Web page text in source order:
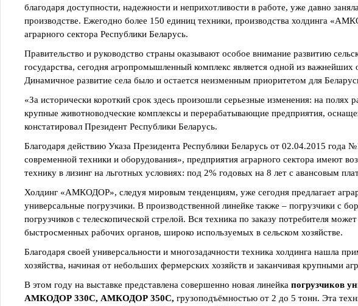
благодаря доступности, надежности и неприхотливости в работе, уже давно
производстве. Ежегодно более 150 единиц техники, производства холдинга
аграрного сектора Республики Беларусь.
Правительство и руководство страны оказывают особое внимание развитию
государства, сегодня агропромышленный комплекс является одной из важнейших
Динамичное развитие села было и остается неизменным приоритетом для
«За исторически короткий срок здесь произошли серьезные изменения: на полях
крупные животноводческие комплексы и перерабатывающие предприятия,
констатировал Президент Республики Беларусь.
Благодаря действию Указа Президента Республики Беларусь от 02.04.2015 года
современной техники и оборудования», предприятия аграрного сектора имеют
технику в лизинг на льготных условиях: под 2% годовых на 8 лет с авансовым
Холдинг «АМКОДОР», следуя мировым тенденциям, уже сегодня предлагает
универсальные погрузчики. В производственной линейке также – погрузчики с
погрузчиков с телескопической стрелой. Вся техника по заказу потребителя
быстросменных рабочих органов, широко используемых в сельском хозяйстве.
Благодаря своей универсальности и многозадачности техника холдинга нашла
хозяйства, начиная от небольших фермерских хозяйств и заканчивая крупными
В этом году на выставке представлена совершенно новая линейка погрузчиков
АМКОДОР 330С, АМКОДОР 350С, грузоподъёмностью от 2 до 5 тонн. Эта